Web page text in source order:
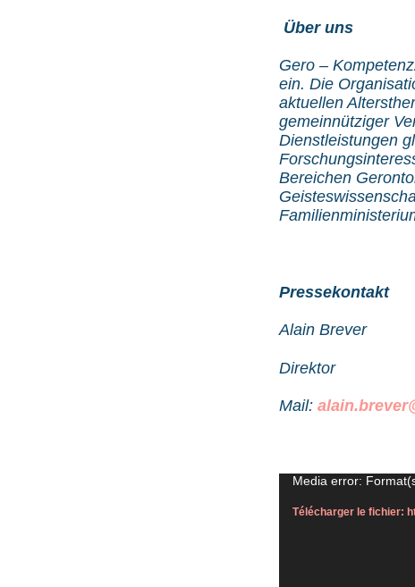
Über uns
Gero –
ein. Die
aktuellen
gemeinnütziger
Dienstleistungen
Bereichen
Pressekontakt
Alain Brever
Direktor
Mail:
Lecteur
Media error:
Télécharger le fichier: